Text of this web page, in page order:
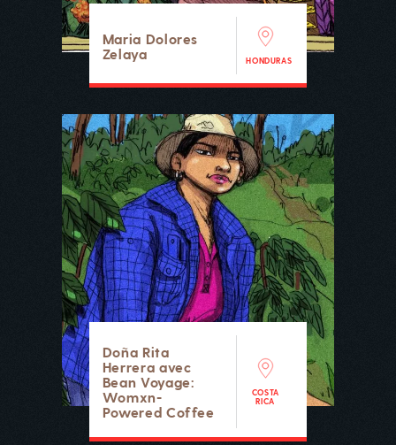
Maria Dolores
Zelaya
HONDURAS
Doña Rita
Herrera avec
Bean Voyage:
Womxn-
Powered Coffee
COSTA
RICA